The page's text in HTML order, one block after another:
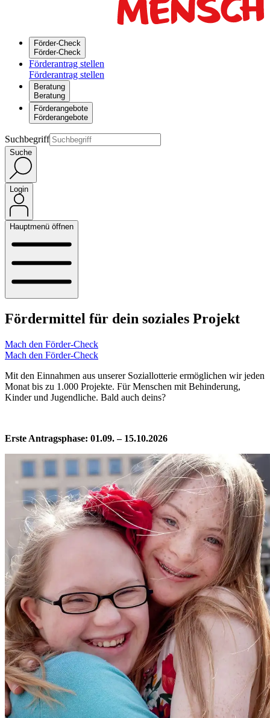
Förder-Check
Förder-Check
Förderantrag stellen
Förderantrag stellen
Beratung
Beratung
Förderangebote
Förderangebote
Suchbegriff
Suche
Login
Hauptmenü öffnen
Fördermittel für dein soziales Projekt
Mach den Förder-Check
Mach den Förder-Check
Mit den Einnahmen aus unserer Soziallotterie ermöglichen wir jeden
Monat bis zu 1.000 Projekte. Für Menschen mit Behinderung,
Kinder und Jugendliche. Bald auch deins?
Erste Antragsphase: 01.09. – 15.10.2026